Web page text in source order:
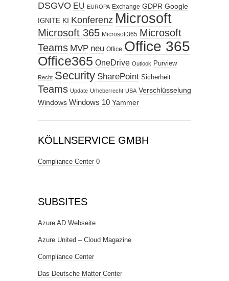
DSGVO EU EUROPA Exchange GDPR Google
IGNITE KI Konferenz Microsoft
Microsoft 365 Microsoft365 Microsoft
Teams MVP neu Office Office 365
Office365 OneDrive Outlook Purview
Recht Security SharePoint Sicherheit
Teams Update Urheberrecht USA Verschlüsselung
Windows Windows 10 Yammer
KÖLLNSERVICE GMBH
Compliance Center 0
SUBSITES
Azure AD Webseite
Azure United – Cloud Magazine
Compliance Center
Das Deutsche Matter Center